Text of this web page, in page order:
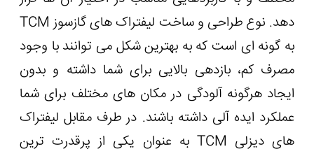
دهد. نوع طراحی و ساخت لیفتراک های گازسوز TCM
به گونه ای است که به بهترین شکل می توانند با وجود
مصرف کم، بازدهی بالایی برای شما داشته و بدون
ایجاد هرگونه آلودگی در مکان های مختلف برای شما
عملکرد ایده آلی داشته باشند. در طرف مقابل لیفتراک
های دیزلی TCM به عنوان یکی از پرقدرت ترین